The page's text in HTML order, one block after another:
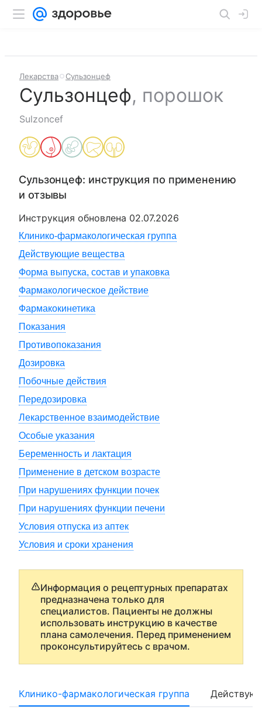
Лекарства Сульзонцеф
Сульзонцеф, порошок
Sulzoncef
Сульзонцеф: инструкция по применению
и отзывы
Инструкция обновлена 02.07.2026
Клинико-фармакологическая группа
Действующие вещества
Форма выпуска, состав и упаковка
Фармакологическое действие
Фармакокинетика
Показания
Противопоказания
Дозировка
Побочные действия
Передозировка
Лекарственное взаимодействие
Особые указания
Беременность и лактация
Применение в детском возрасте
При нарушениях функции почек
При нарушениях функции печени
Условия отпуска из аптек
Условия и сроки хранения
Информация о рецептурных препаратах
предназначена только для
специалистов. Пациенты не должны
использовать инструкцию в качестве
плана самолечения. Перед применением
проконсультируйтесь с врачом.
Клинико-фармакологическая группа